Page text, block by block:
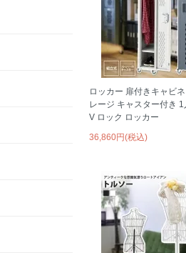
ロッカー 扉付きキャビ
レージ キャスター付き 1
V ロック ロッカー
36,860円(税込)